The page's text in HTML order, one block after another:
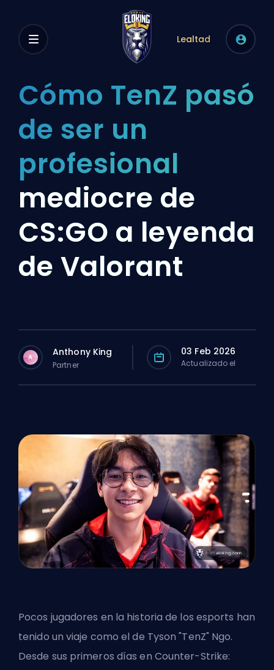
Lealtad
Cómo TenZ pasó
de ser un
profesional
mediocre de
CS:GO a leyenda
de Valorant
A Anthony King
Partner
03 Feb 2026
Actualizado el
Pocos jugadores en la historia de los esports han
tenido un viaje como el de Tyson "TenZ" Ngo.
Desde sus primeros días en Counter-Strike: